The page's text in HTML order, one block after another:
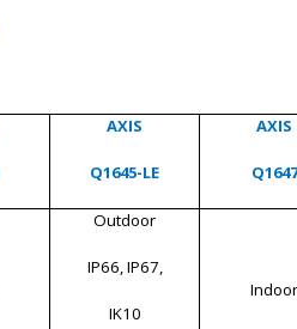
AXIS AXIS
Q1645-LE Q1647
Outdoor
IP66, IP67,
IK10